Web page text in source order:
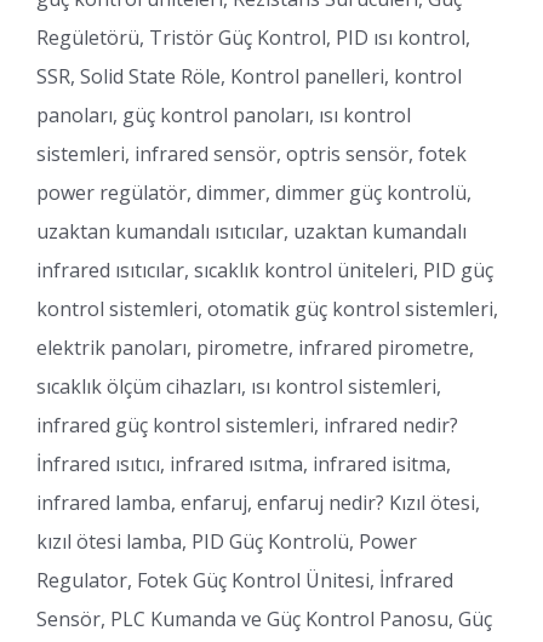
Regületörü, Tristör Güç Kontrol, PID ısı kontrol,
SSR, Solid State Röle, Kontrol panelleri, kontrol
panoları, güç kontrol panoları, ısı kontrol
sistemleri, infrared sensör, optris sensör, fotek
power regülatör, dimmer, dimmer güç kontrolü,
uzaktan kumandalı ısıtıcılar, uzaktan kumandalı
infrared ısıtıcılar, sıcaklık kontrol üniteleri, PID güç
kontrol sistemleri, otomatik güç kontrol sistemleri,
elektrik panoları, pirometre, infrared pirometre,
sıcaklık ölçüm cihazları, ısı kontrol sistemleri,
infrared güç kontrol sistemleri, infrared nedir?
İnfrared ısıtıcı, infrared ısıtma, infrared isitma,
infrared lamba, enfaruj, enfaruj nedir? Kızıl ötesi,
kızıl ötesi lamba, PID Güç Kontrolü, Power
Regulator, Fotek Güç Kontrol Ünitesi, İnfrared
Sensör, PLC Kumanda ve Güç Kontrol Panosu, Güç